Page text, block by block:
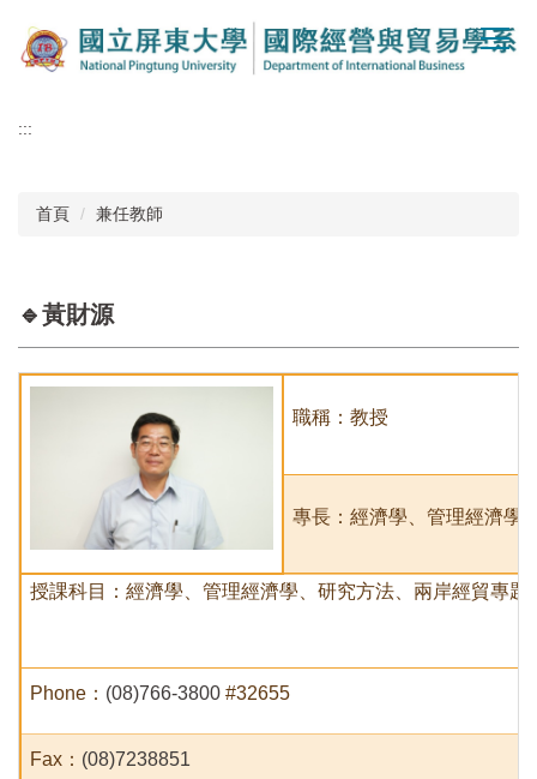
到
主
:::
首頁 兼任教師
🔹黃財源
職稱：教授
專長：經濟學、管理經濟學
授課科目：經濟學、管理經濟學、研究方法、兩岸經貿專
Phone ： (08)766-3800 #32655
Fax ： (08)7238851